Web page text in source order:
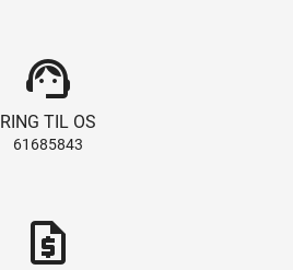
support_agent
RING TIL OS
61685843
request_quote